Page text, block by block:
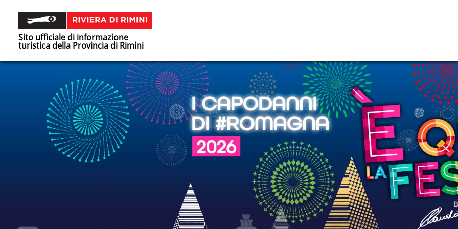
Sito ufficiale di informazione
turistica della Provincia di Rimini